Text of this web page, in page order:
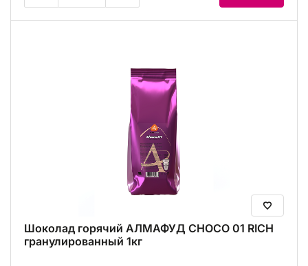
Шоколад горячий АЛМАФУД CHOCO 01 RICH
гранулированный 1кг